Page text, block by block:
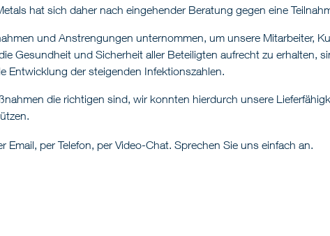
hat sich daher nach eingehender Beratung gegen eine
und Anstrengungen unternommen, um unsere Mitarbeiter,
Gesundheit und Sicherheit aller Beteiligten aufrecht zu erhalten,
Entwicklung der steigenden Infektionszahlen.
die richtigen sind, wir konnten hierdurch unsere
Email, per Telefon, per Video-Chat. Sprechen Sie uns einfach an.